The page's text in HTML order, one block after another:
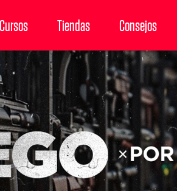
Cursos Tiendas Consejos